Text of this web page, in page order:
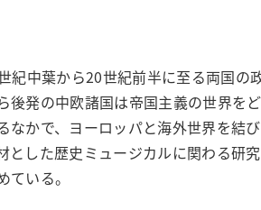
紀中葉から20世紀前半に至る両国の
後発の中欧諸国は帝国主義の世界を
なかで、ヨーロッパと海外世界を結
した歴史ミュージカルに関わる研
いる。